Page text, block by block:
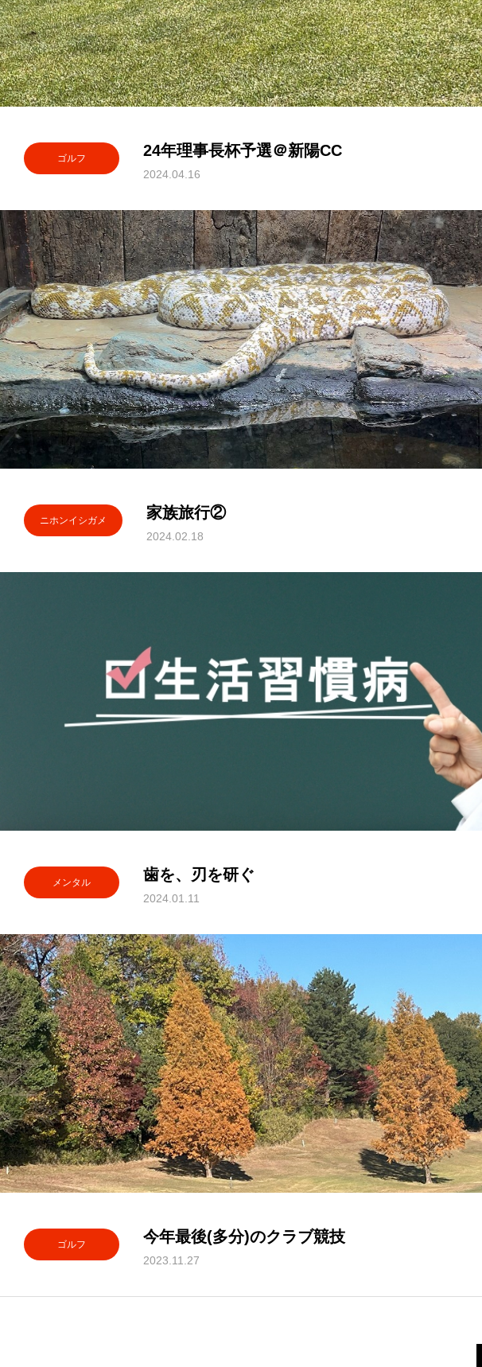
ゴルフ 24年理事長杯予選＠新陽CC
2024.04.16
ニホンイシガメ 家族旅行②
2024.02.18
メンタル 歯を、刃を研ぐ
2024.01.11
ゴルフ 今年最後(多分)のクラブ競技
2023.11.27